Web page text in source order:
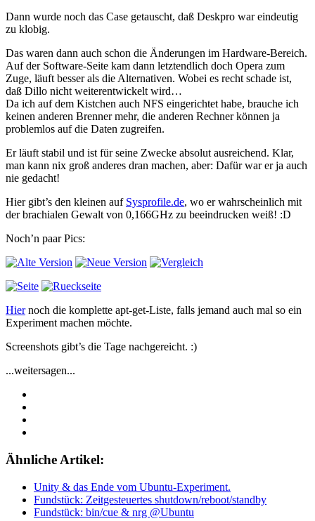
Dann wurde noch das Case getauscht, daß Deskpro war eindeutig
zu klobig.
Das waren dann auch schon die Änderungen im Hardware-Bereich.
Auf der Software-Seite kam dann letztendlich doch Opera zum
Zuge, läuft besser als die Alternativen. Wobei es recht schade ist,
daß Dillo nicht weiterentwickelt wird…
Da ich auf dem Kistchen auch NFS eingerichtet habe, brauche ich
keinen anderen Brenner mehr, die anderen Rechner können ja
problemlos auf die Daten zugreifen.
Er läuft stabil und ist für seine Zwecke absolut ausreichend. Klar,
man kann nix groß anderes dran machen, aber: Dafür war er ja auch
nie gedacht!
Hier gibt’s den kleinen auf Sysprofile.de, wo er wahrscheinlich mit
der brachialen Gewalt von 0,166GHz zu beeindrucken weiß! :D
Noch’n paar Pics:
Hiernoch die komplette apt-get-Liste, falls jemand auch mal so ein
Experiment machen möchte.
Screenshots gibt’s die Tage nachgereicht. :)
...weitersagen...
Ähnliche Artikel:
Unity & das Ende vom Ubuntu-Experiment.
Fundstück: Zeitgesteuertes shutdown/reboot/standby
Fundstück: bin/cue & nrg @Ubuntu